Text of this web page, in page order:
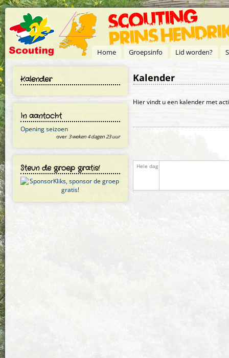
Overslaan en naar de inhoud gaan
Home Groepsinfo Lid worden?
Kalender
In aantocht
Opening seizoen
over 3 weken 4 dagen 23 uur
Steun de groep gratis!
Kalender
Primaire tabs
Hier vindt u een kalender met
Hele dag